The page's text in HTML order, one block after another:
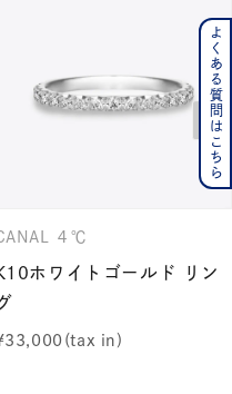
４℃
ホワイトゴールド リン
33,000
よくある質問はこちら